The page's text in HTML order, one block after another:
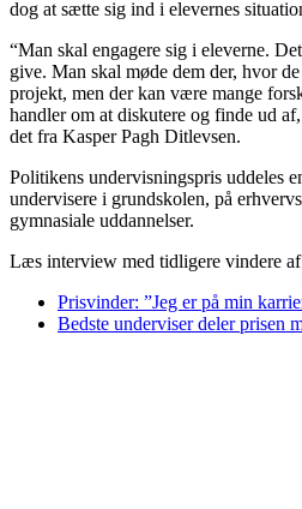
dog at sætte sig ind i elevernes
“Man skal engagere sig i eleverne.
give. Man skal møde dem der, hvor
projekt, men der kan være mange
handler om at diskutere og finde ud
det fra Kasper Pagh Ditlevsen.
Politikens undervisningspris uddeles
undervisere i grundskolen, på
gymnasiale uddannelser.
Læs interview med tidligere vindere af
Prisvinder: ”Jeg er på min
Bedste underviser deler prisen